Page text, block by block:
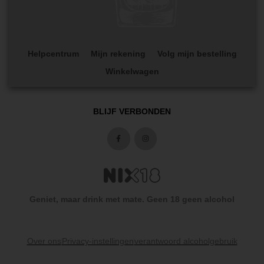
Helpcentrum Mijn rekening
Volg mijn bestelling
Winkelwagen
BLIJF VERBONDEN
Geniet, maar drink met mate. Geen 18 geen alcohol
Over ons Privacy-instellingen verantwoord alcoholgebruik